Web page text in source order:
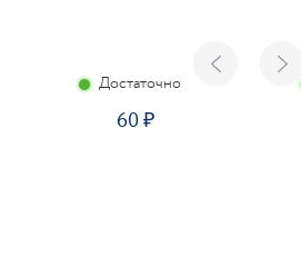
Достаточно
60